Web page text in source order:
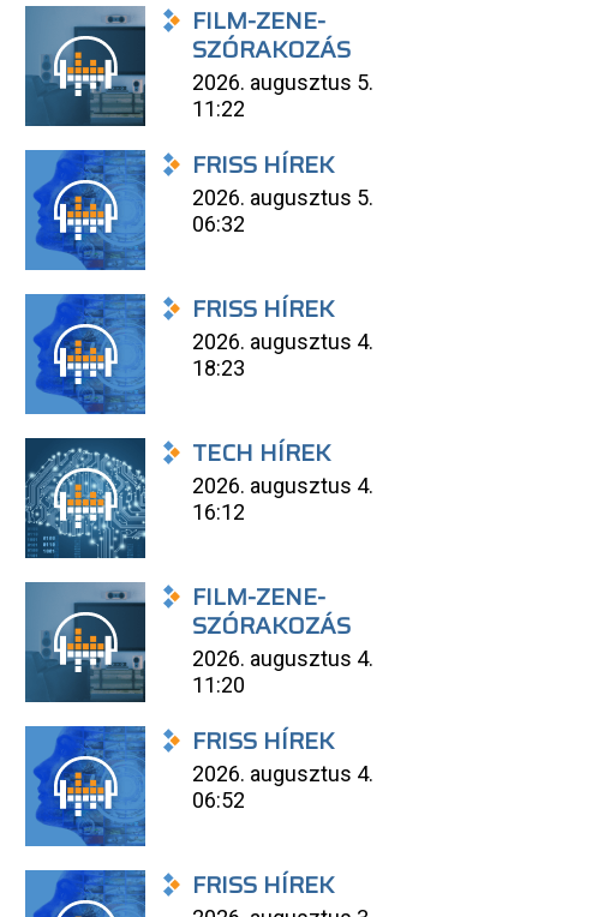
FILM-ZENE-
SZÓRAKOZÁS
2026. augusztus 5.
11:22
FRISS HÍREK
2026. augusztus 5.
06:32
FRISS HÍREK
2026. augusztus 4.
18:23
TECH HÍREK
2026. augusztus 4.
16:12
FILM-ZENE-
SZÓRAKOZÁS
2026. augusztus 4.
11:20
FRISS HÍREK
2026. augusztus 4.
06:52
FRISS HÍREK